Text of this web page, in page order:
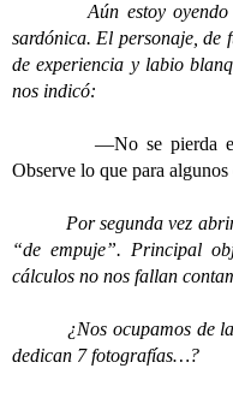
Aún estoy oyendo su
sardónica. El personaje, de
de experiencia y labio
nos indicó:
—No se pierda
Observe lo que para
Por segunda vez
“de empuje”. Principal
cálculos no nos fallan
¿Nos ocupamos de las
dedican 7 fotografías…?